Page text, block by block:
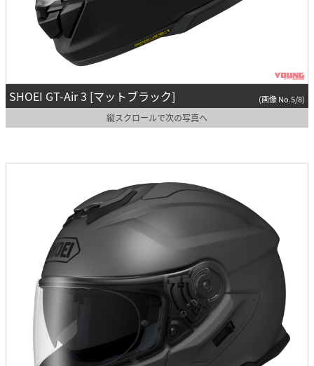
SHOEI GT-Air 3 [マットブラック] (画像 No.5/8)
縦スクロールで次の写真へ